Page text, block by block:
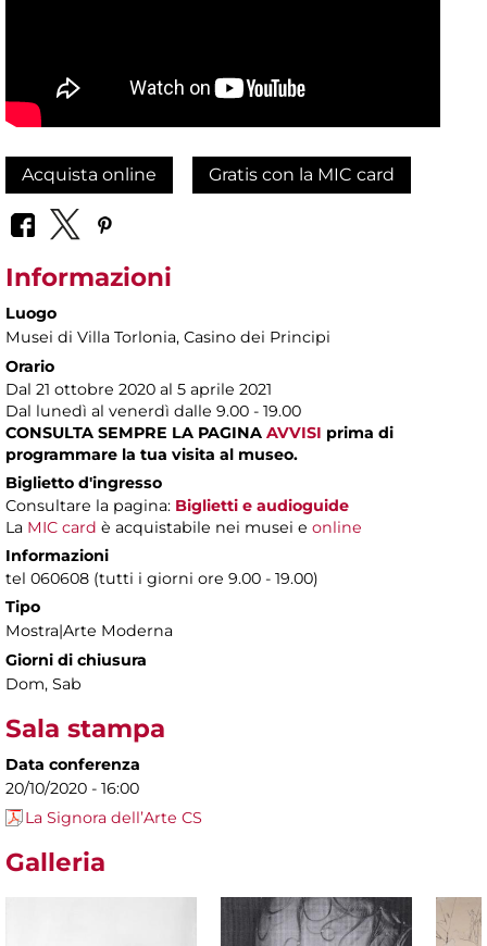
Acquista online Gratis con la MIC card
Informazioni
Luogo
Musei di Villa Torlonia, Casino dei Principi
Orario
Dal 21 ottobre 2020 al 5 aprile 2021
Dal lunedì al venerdì dalle 9.00 - 19.00
CONSULTA SEMPRE LA PAGINA AVVISI prima di
programmare la tua visita al museo.
Biglietto d'ingresso
Consultare la pagina: Biglietti e audioguide
La MIC card è acquistabile nei musei e online
Informazioni
tel 060608 (tutti i giorni ore 9.00 - 19.00)
Tipo
Mostra|Arte Moderna
Giorni di chiusura
Dom, Sab
Sala stampa
Data conferenza
20/10/2020 - 16:00
La Signora dell’Arte CS
Galleria